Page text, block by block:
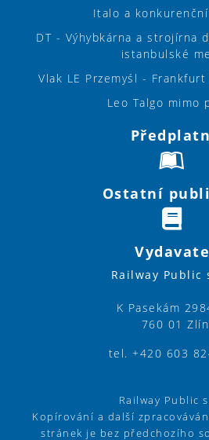
Italo a
DT - Výhybkárna a strojírna
istanbulské
Vlak LE Przemyśl -
Leo Talgo mimo
Ostatní
Railway Public
K Pasekám
760 01 Zlín
tel. +420 603
Railway Public
Kopírování a další
stránek je bez předchozího